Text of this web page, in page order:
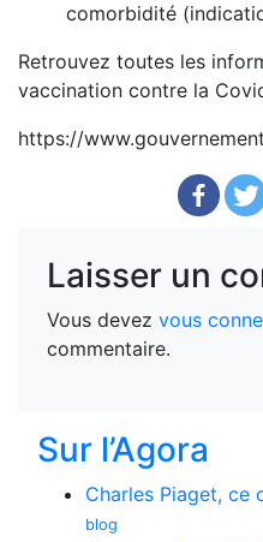
comorbidité
Retrouvez toutes les
vaccination contre la
https://
Laisser un
Vous devez vous
commentaire.
Sur l’Agora
Charles Piaget, ce
blog